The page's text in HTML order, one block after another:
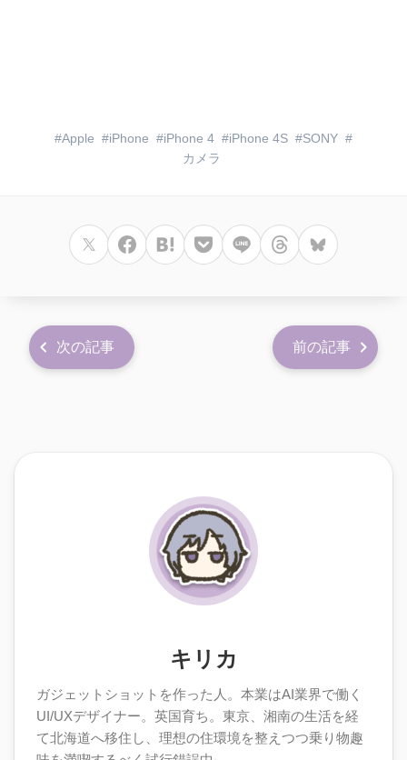
Apple iPhone iPhone 4 iPhone 4S
SONY
カメラ
次の記事 前の記事
キリカ
ガジェットショットを作った人。本業はAI業界で働く
UI/UXデザイナー。英国育ち。東京、湘南の生活を経
て北海道へ移住し、理想の住環境を整えつつ乗り物趣